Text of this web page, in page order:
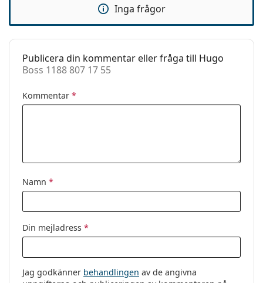
Nej
Fodral:
Putsduk:
Ja
Övrigt
Kön:
Män
Inga frågor
Publicera din kommentar eller fråga till Hugo
Boss 1188 807 17 55
Kommentar *
Namn *
Din mejladress *
Jag godkänner behandlingen av de angivna